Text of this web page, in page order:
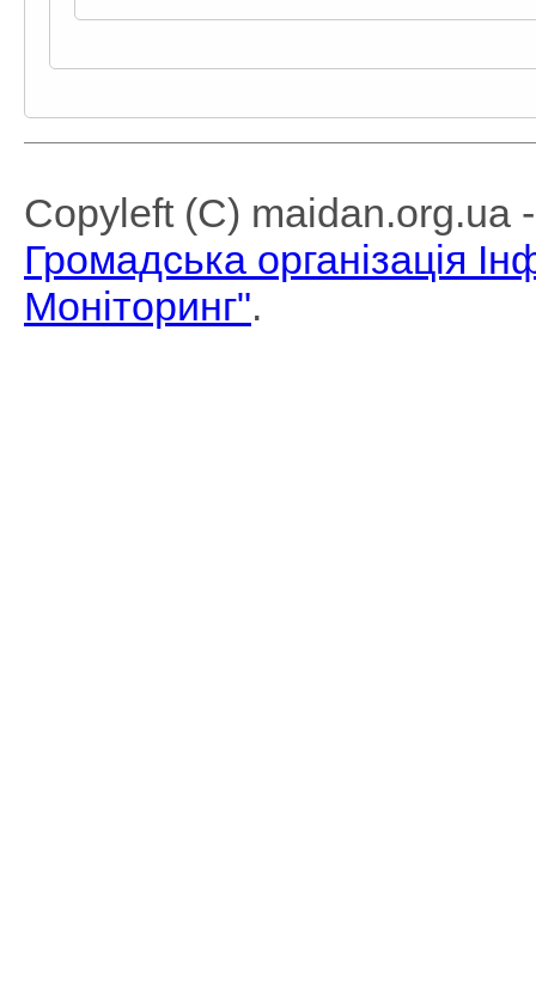
Copyleft (C) maidan.org.ua
Громадська організація
Моніторинг".